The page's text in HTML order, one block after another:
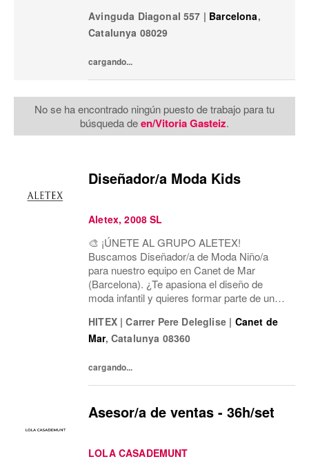
can provide the most suitable...
Avinguda Diagonal 557 | Barcelona,
Catalunya 08029
cargando...
No se ha encontrado ningún puesto de trabajo para tu
búsqueda deen/Vitoria Gasteiz.
Diseñador/a Moda Kids
Aletex, 2008 SL
🎨 ¡ÚNETE AL GRUPO ALETEX!
Buscamos Diseñador/a de Moda Niño/a
para nuestro equipo en Canet de Mar
(Barcelona). ¿Te apasiona el diseño de
moda infantil y quieres formar parte de un
buscando!
HITEX | Carrer Pere Deleglise | Canet de
Mar, Catalunya 08360
cargando...
Asesor/a de ventas - 36h/set
LOLA CASADEMUNT